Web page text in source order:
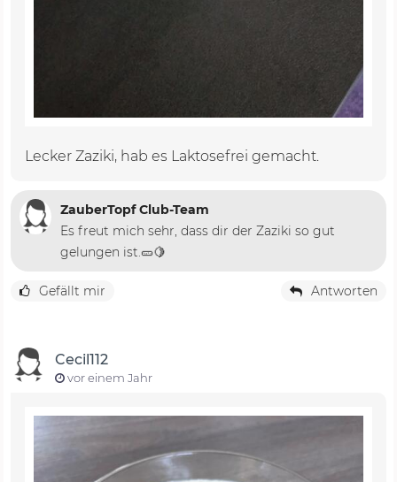
Lecker Zaziki, hab es Laktosefrei gemacht.
ZauberTopf Club-Team
Es freut mich sehr, dass dir der Zaziki so gut
gelungen ist.🥒🍋
Gefällt mir Antworten
Cecil112
vor einem Jahr